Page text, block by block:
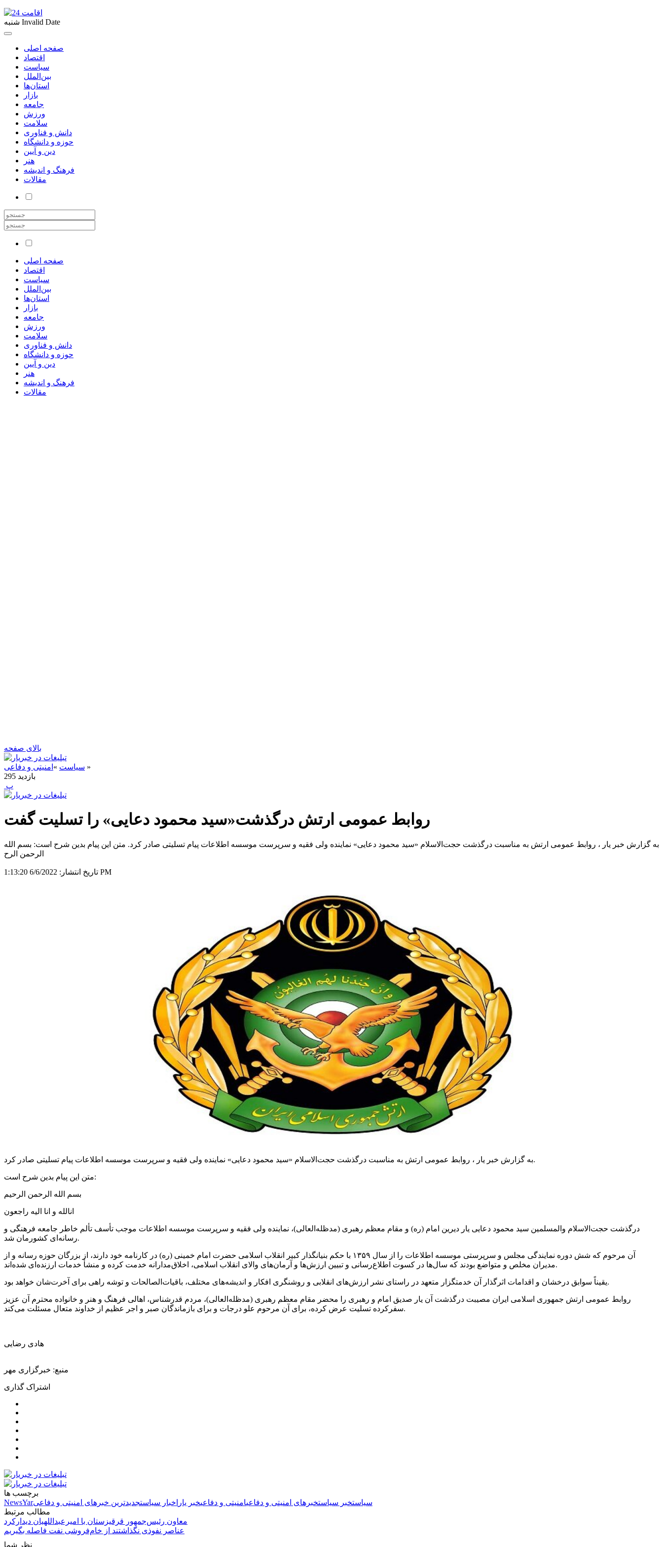
شنبه Invalid Date
صفحه اصلی
اقتصاد
سیاست
بین‌الملل
استان‌ها
بازار
جامعه
ورزش
سلامت
دانش و فناوری
حوزه و دانشگاه
دین و آیین
هنر
فرهنگ و اندیشه
مقالات
صفحه اصلی
اقتصاد
سیاست
بین‌الملل
استان‌ها
بازار
جامعه
ورزش
سلامت
دانش و فناوری
حوزه و دانشگاه
دین و آیین
هنر
فرهنگ و اندیشه
مقالات
بالای صفحه
سیاست » امنیتی و دفاعی
»
295 بازدید
‍ پ
روابط عمومی ارتش درگذشت«سید محمود دعایی» را تسلیت گفت
به گزارش خبر یار ، روابط عمومی ارتش به مناسبت درگذشت حجت‌الاسلام «سید محمود دعایی» نماینده ولی فقیه و سرپرست موسسه اطلاعات پیام تسلیتی صادر کرد. متن این پیام بدین شرح است: بسم الله
الرحمن الرح
تاریخ انتشار: 6/6/2022 1:13:20 PM
به گزارش خبر یار ، روابط عمومی ارتش به مناسبت درگذشت حجت‌الاسلام «سید محمود دعایی» نماینده ولی فقیه و سرپرست موسسه اطلاعات پیام تسلیتی صادر کرد.
متن این پیام بدین شرح است:
بسم الله الرحمن الرحیم
انالله و انا الیه راجعون
درگذشت حجت‌الاسلام والمسلمین سید محمود دعایی یار دیرین امام (ره) و مقام معظم رهبری (مدظله‌العالی)، نماینده ولی فقیه و سرپرست موسسه اطلاعات موجب تأسف تألم خاطر جامعه فرهنگی و
رسانه‌ای کشورمان شد.
آن مرحوم که شش دوره نمایندگی مجلس و سرپرستی موسسه اطلاعات را از سال ۱۳۵۹ با حکم بنیانگذار کبیر انقلاب اسلامی حضرت امام خمینی (ره) در کارنامه خود دارند، از بزرگان حوزه رسانه و از
مدیران مخلص و متواضع بودند که سال‌ها در کسوت اطلاع‌رسانی و تبیین ارزش‌ها و آرمان‌های والای انقلاب اسلامی، اخلاق‌مدارانه خدمت کرده و منشأ خدمات ارزنده‌ای شده‌اند.
یقیناً سوابق درخشان و اقدامات اثرگذار آن خدمتگزار متعهد در راستای نشر ارزش‌های انقلابی و روشنگری افکار و اندیشه‌های مختلف، باقیات‌الصالحات و توشه راهی برای آخرت‌شان خواهد بود.
روابط عمومی ارتش جمهوری اسلامی ایران مصیبت درگذشت آن یار صدیق امام و رهبری را محضر مقام معظم رهبری (مدظله‌العالی)، مردم قدرشناس، اهالی فرهنگ و هنر و خانواده محترم آن عزیز
سفرکرده تسلیت عرض کرده، برای آن مرحوم علو درجات و برای بازماندگان صبر و اجر عظیم از خداوند متعال مسئلت می‌کند.
هادی رضایی
منبع: خبرگزاری مهر
اشتراک گذاری
برچسب ها
NewsYar
سیاستخبر سیاستخبرهای امنیتی و دفاعیامنیتی و دفاعیخبر یار اخبار سیاستجدیدترین خبرهای امنیتی و دفاعی
مطالب مرتبط
معاون رئیس‌جمهور قرقیزستان با امیرعبداللهیان دیدارکرد
عناصر نفوذی‌ نگذاشتند از خام‌فروشی نفت فاصله بگیریم
نظر شما